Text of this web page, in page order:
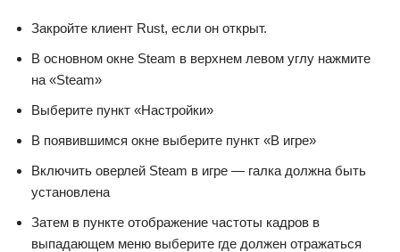
Закройте клиент Rust, если он открыт.
В основном окне Steam в верхнем левом углу нажмите
на «Steam»
Выберите пункт «Настройки»
В появившимся окне выберите пункт «В игре»
Включить оверлей Steam в игре — галка должна быть
установлена
Затем в пункте отображение частоты кадров в
выпадающем меню выберите где должен отражаться